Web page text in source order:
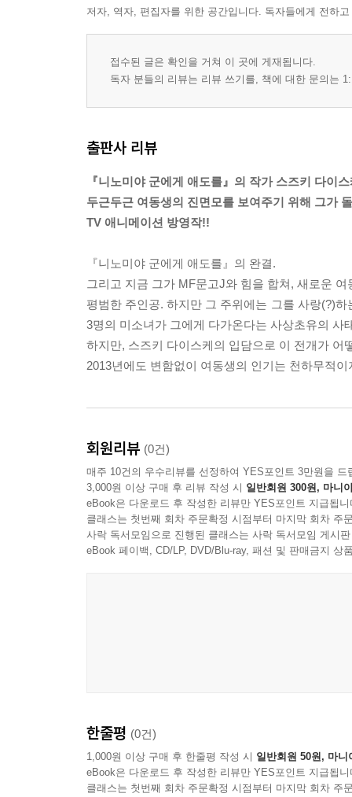
저자, 역자, 편집자를 위한 공간입니다. 독자들에게 전하
접수된 글은 확인을 거쳐 이 곳에 게재됩니다.
독자 분들의 리뷰는 리뷰 쓰기를, 책에 대한 문의는
출판사 리뷰
『니노미야 군에게 애도를』의 작가 스즈키 다이
두근두근 여동생의 진면모를 보여주기 위해 그가
TV 애니메이션 방영작!!
『니노미야 군에게 애도를』의 완결.
그리고 지금 그가 MF문고J와 힘을 합쳐, 새로운
평범한 주인공. 하지만 그 주위에는 그를 사랑(?)
3명의 미소녀가 그에게 다가온다는 사상초유의 사
하지만, 스즈키 다이스케의 입담으로 이 전개가 어
2013년에도 변함없이 여동생의 인기는 천하무적이
회원리뷰 (0건)
매주 10건의 우수리뷰를 선정하여 YES포인트 3만원을 드
3,000원 이상 구매 후 리뷰 작성 시 일반회원 300원, 마니
eBook은 다운로드 후 작성한 리뷰만 YES포인트 지급됩니
클래스는 첫번째 회차 주문확정 시점부터 마지막 회차 주
사락 독서모임으로 진행된 클래스는 사락 독서모임 게시
eBook 페이백, CD/LP, DVD/Blu-ray, 패션 및 판매금지 상
한줄평 (0건)
1,000원 이상 구매 후 한줄평 작성 시 일반회원 50원, 마니
eBook은 다운로드 후 작성한 리뷰만 YES포인트 지급됩니
클래스는 첫번째 회차 주문확정 시점부터 마지막 회차 주